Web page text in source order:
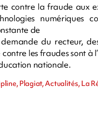
contre la fraude aux
numériques
de
du recteur,
les fraudes sont à
nationale.
Plagiat, Actualités, La